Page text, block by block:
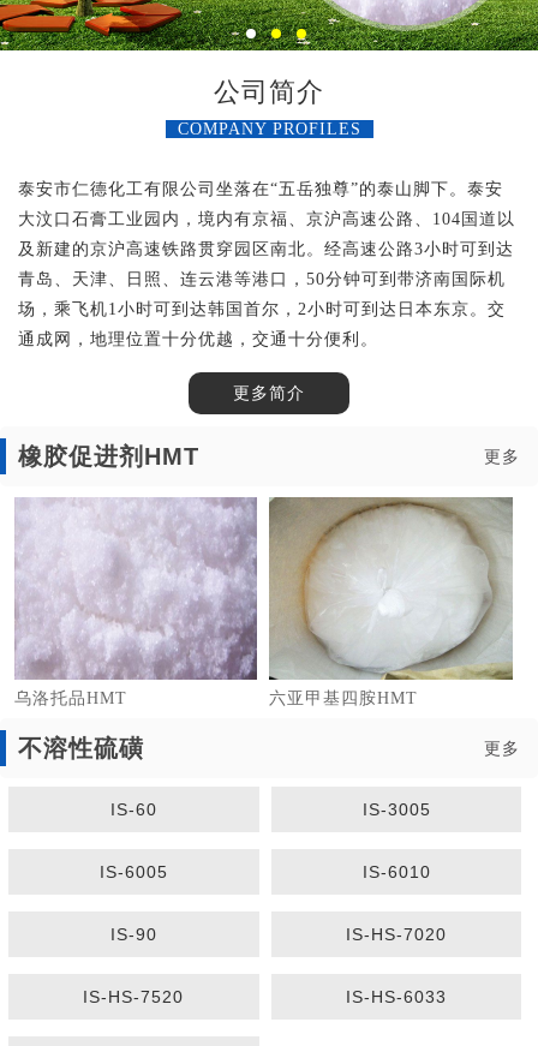
公司简介
COMPANY PROFILES
泰安市仁德化工有限公司坐落在“五岳独尊”的泰山脚下。泰安
大汶口石膏工业园内，境内有京福、京沪高速公路、104国道以
及新建的京沪高速铁路贯穿园区南北。经高速公路3小时可到达
青岛、天津、日照、连云港等港口，50分钟可到带济南国际机
场，乘飞机1小时可到达韩国首尔，2小时可到达日本东京。交
通成网，地理位置十分优越，交通十分便利。
更多简介
橡胶促进剂HMT 更多
乌洛托品HMT 六亚甲基四胺HMT
不溶性硫磺 更多
IS-60 IS-3005
IS-6005 IS-6010
IS-90 IS-HS-7020
IS-HS-7520 IS-HS-6033